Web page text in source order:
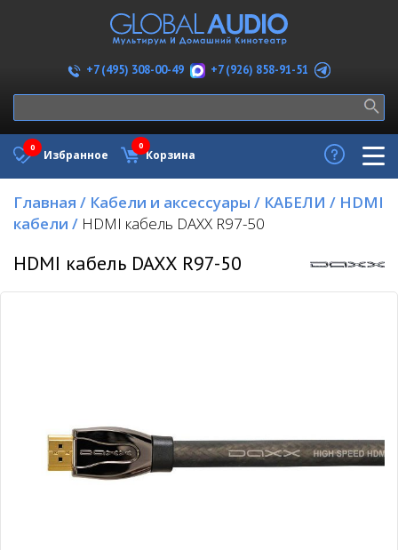
+7 (495) 308-00-49 +7 (926) 858-91-51
Избранное
0
Корзина
0
Главная / Кабели и аксессуары / КАБЕЛИ / HDMI
кабели / HDMI кабель DAXX R97-50
HDMI кабель DAXX R97-50